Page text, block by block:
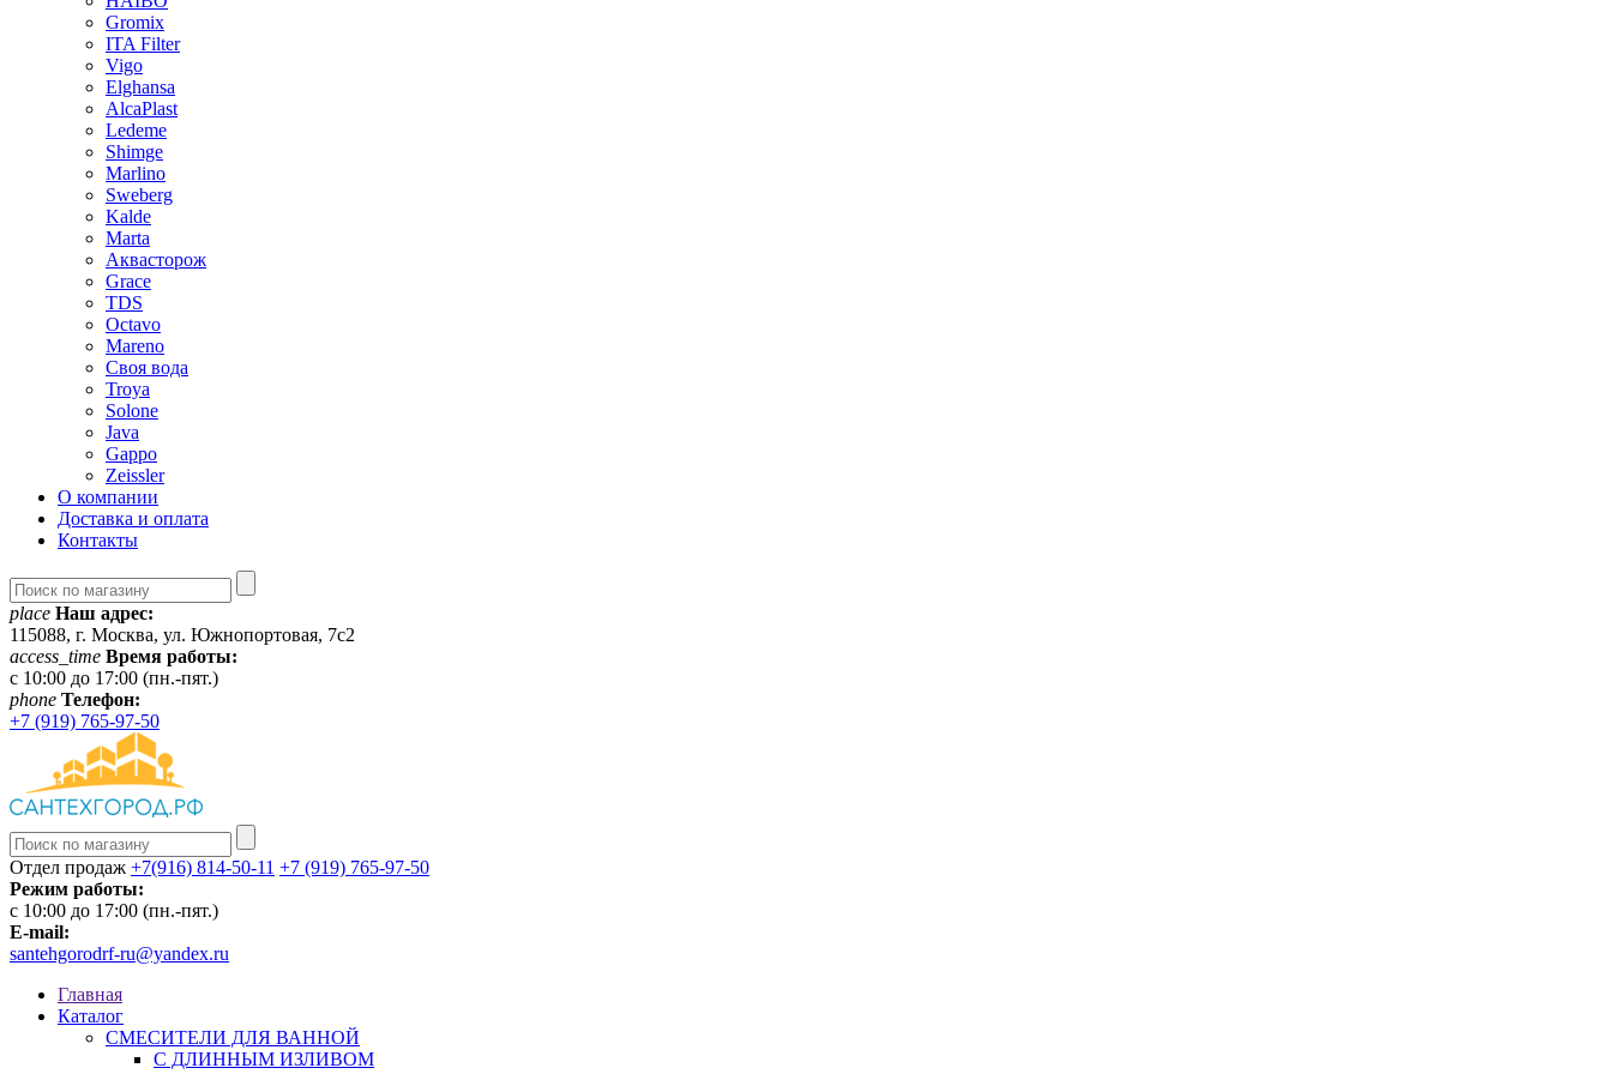
Gromix
ITA Filter
Vigo
Elghansa
AlcaPlast
Ledeme
Shimge
Marlino
Sweberg
Kalde
Marta
Аквасторож
Grace
TDS
Octavo
Mareno
Своя вода
Troya
Solone
Java
Gappo
Zeissler
О компании
Доставка и оплата
Контакты
place Наш адрес:
115088, г. Москва, ул. Южнопортовая, 7с2
access_time Время работы:
c 10:00 до 17:00 (пн.-пят.)
phone Телефон:
+7 (919) 765-97-50
Отдел продаж +7(916) 814-50-11 +7 (919) 765-97-50
Режим работы:
c 10:00 до 17:00 (пн.-пят.)
E-mail:
santehgorodrf-ru@yandex.ru
Главная
Каталог
СМЕСИТЕЛИ ДЛЯ ВАННОЙ
С ДЛИННЫМ ИЗЛИВОМ